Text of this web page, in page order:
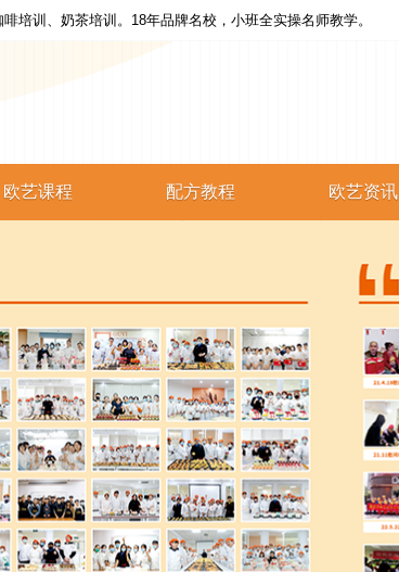
培训、奶茶培训。18年品牌名校，小班全实操名师教学。
欧艺课程
烘焙培训
咖啡培训
奶茶培训
饮品培训
调酒培训
配方教程
烘焙配方
咖啡配方
奶茶配方
饮品配方
调酒配方
欧艺资讯